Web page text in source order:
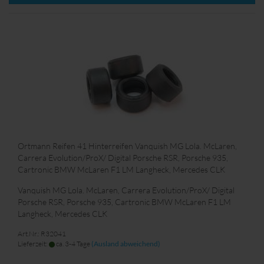
Ortmann Reifen 41 Hinterreifen Vanquish MG Lola. McLaren,
Carrera Evolution/ProX/ Digital Porsche RSR, Porsche 935,
Cartronic BMW McLaren F1 LM Langheck, Mercedes CLK
Vanquish MG Lola. McLaren, Carrera Evolution/ProX/ Digital
Porsche RSR, Porsche 935, Cartronic BMW McLaren F1 LM
Langheck, Mercedes CLK
Art.Nr.: R32041
Lieferzeit:
ca. 3-4 Tage (Ausland abweichend)